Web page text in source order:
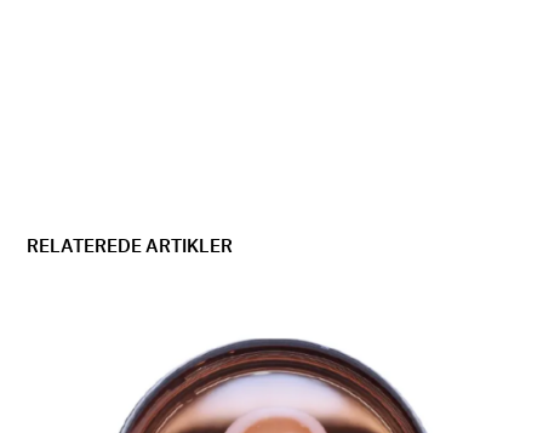
RELATEREDE ARTIKLER